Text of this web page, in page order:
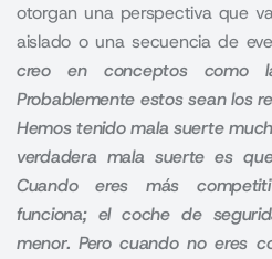
otorgan una perspectiva que
aislado o una secuencia de
creo en conceptos como
Probablemente estos sean los
Hemos tenido mala suerte
verdadera mala suerte es
Cuando eres más
funciona; el coche de
menor. Pero cuando no eres